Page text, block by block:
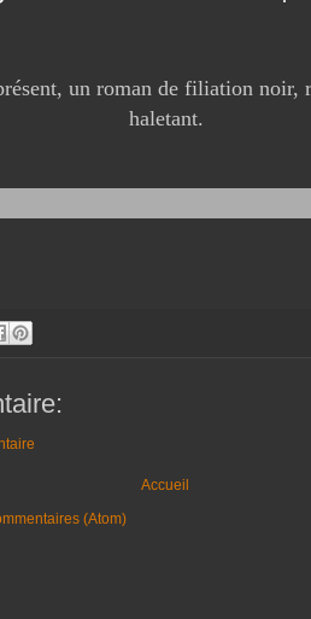
un roman de filiation noir,
haletant.
Accueil
(Atom)